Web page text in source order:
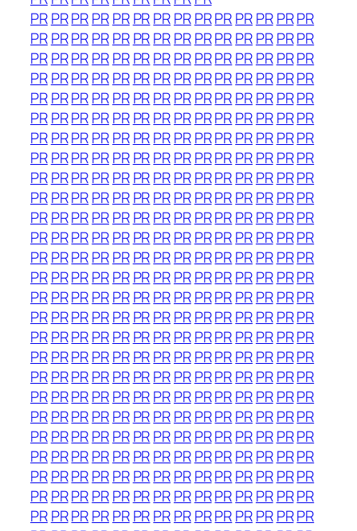
PRPRPRPRPR PRPRPRPRPRPRPR PRPR
PRPRPRPRPR PRPRPRPRPRPRPR PRPR
PRPRPRPRPR PRPRPRPRPRPRPR PRPR
PRPRPRPRPR PRPRPRPRPRPRPR PRPR
PRPRPRPRPR PRPRPRPRPRPRPR PRPR
PRPRPRPRPR PRPRPRPRPRPRPR PRPR
PRPRPRPRPR PRPRPRPRPRPRPR PRPR
PRPRPRPRPR PRPRPRPRPRPRPR PRPR
PRPRPRPRPR PRPRPRPRPRPRPR PRPR
PRPRPRPRPR PRPRPRPRPRPRPR PRPR
PRPRPRPRPR PRPRPRPRPRPRPR PRPR
PRPRPRPRPR PRPRPRPRPRPRPR PRPR
PRPRPRPRPR PRPRPRPRPRPRPR PRPR
PRPRPRPRPR PRPRPRPRPRPRPR PRPR
PRPRPRPRPR PRPRPRPRPRPRPR PRPR
PRPRPRPRPR PRPRPRPRPRPRPR PRPR
PRPRPRPRPR PRPRPRPRPRPRPR PRPR
PRPRPRPRPR PRPRPRPRPRPRPR PRPR
PRPRPRPRPR PRPRPRPRPRPRPR PRPR
PRPRPRPRPR PRPRPRPRPRPRPR PRPR
PRPRPRPRPR PRPRPRPRPRPRPR PRPR
PRPRPRPRPR PRPRPRPRPRPRPR PRPR
PRPRPRPRPR PRPRPRPRPRPRPR PRPR
PRPRPRPRPR PRPRPRPRPRPRPR PRPR
PRPRPRPRPR PRPRPRPRPRPRPR PRPR
PRPRPRPRPR PRPRPRPRPRPRPR PRPR